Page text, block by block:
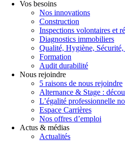
Vos besoins
Nos innovations
Construction
Inspections volontaires et
Diagnostics immobiliers
Qualité, Hygiène,
Formation
Audit durabilité
Nous rejoindre
5 raisons de nous rejoindre
Alternance & Stage :
L’égalité professionnelle
Espace Carrières
Nos offres d’emploi
Actus & médias
Actualités